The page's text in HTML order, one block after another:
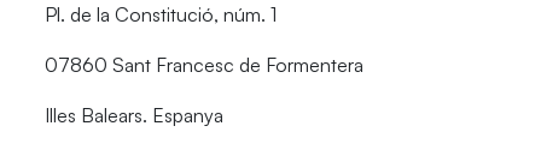
Pl. de la Constitució, núm. 1
07860 Sant Francesc de Formentera
Illes Balears. Espanya